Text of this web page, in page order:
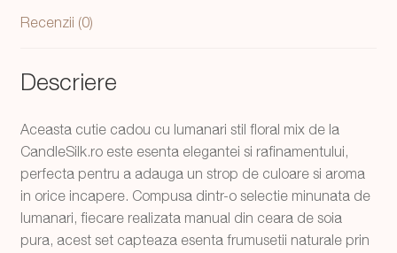
Recenzii (0)
Descriere
Aceasta cutie cadou cu lumanari stil floral mix de la
CandleSilk.ro este esenta elegantei si rafinamentului,
perfecta pentru a adauga un strop de culoare si aroma
in orice incapere. Compusa dintr-o selectie minunata de
lumanari, fiecare realizata manual din ceara de soia
pura, acest set capteaza esenta frumusetii naturale prin